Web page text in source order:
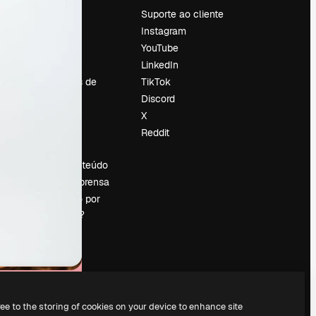
Tendências de
Vender conteúdo
Sala de imprensa
Procurando por
magnific.ai?
Suporte ao cliente
Instagram
YouTube
LinkedIn
TikTok
Discord
X
Reddit
to the storing of cookies on your device to enhance site